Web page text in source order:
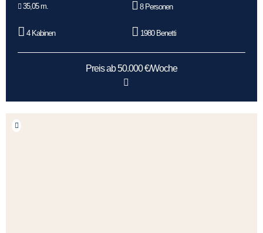
35,05 m. 8 Personen
4 Kabinen 1980 Benetti
Preis ab 50.000 €/Woche